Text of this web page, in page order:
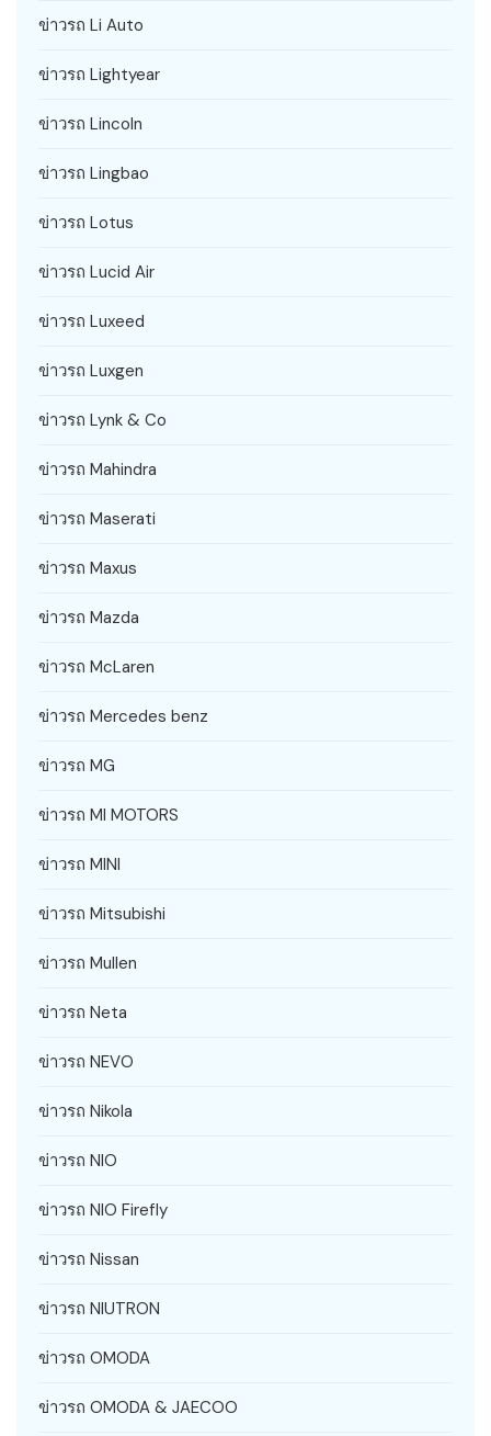
ข่าวรถ Li Auto
ข่าวรถ Lightyear
ข่าวรถ Lincoln
ข่าวรถ Lingbao
ข่าวรถ Lotus
ข่าวรถ Lucid Air
ข่าวรถ Luxeed
ข่าวรถ Luxgen
ข่าวรถ Lynk & Co
ข่าวรถ Mahindra
ข่าวรถ Maserati
ข่าวรถ Maxus
ข่าวรถ Mazda
ข่าวรถ McLaren
ข่าวรถ Mercedes benz
ข่าวรถ MG
ข่าวรถ MI MOTORS
ข่าวรถ MINI
ข่าวรถ Mitsubishi
ข่าวรถ Mullen
ข่าวรถ Neta
ข่าวรถ NEVO
ข่าวรถ Nikola
ข่าวรถ NIO
ข่าวรถ NIO Firefly
ข่าวรถ Nissan
ข่าวรถ NIUTRON
ข่าวรถ OMODA
ข่าวรถ OMODA & JAECOO